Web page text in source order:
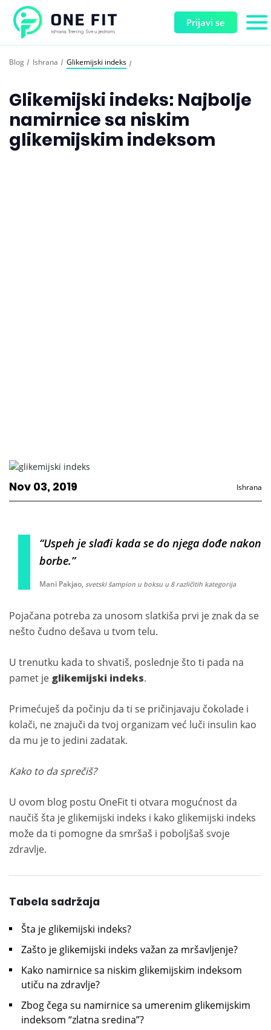
Prijavi se
Blog Ishrana Glikemijski indeks
Glikemijski indeks: Najbolje
namirnice sa niskim
glikemijskim indeksom
Nov 03, 2019 Ishrana
“Uspeh je slađi kada se do njega dođe nakon
borbe.”
Mani Pakjao, svetski šampion u boksu u 8 različitih kategorija
Pojačana potreba za unosom slatkiša prvi je znak da se
nešto čudno dešava u tvom telu.
U trenutku kada to shvatiš, poslednje što ti pada na
pamet je glikemijski indeks.
Primećuješ da počinju da ti se pričinjavaju čokolade i
kolači, ne znajuči da tvoj organizam već luči insulin kao
da mu je to jedini zadatak.
Kako to da sprečiš?
U ovom blog postu OneFit ti otvara mogućnost da
naučiš šta je glikemijski indeks i kako glikemijski indeks
može da ti pomogne da smršaš i poboljšaš svoje
zdravlje.
Tabela sadržaja
Šta je glikemijski indeks?
Zašto je glikemijski indeks važan za mršavljenje?
Kako namirnice sa niskim glikemijskim indeksom
utiču na zdravlje?
Zbog čega su namirnice sa umerenim glikemijskim
indeksom “zlatna sredina”?